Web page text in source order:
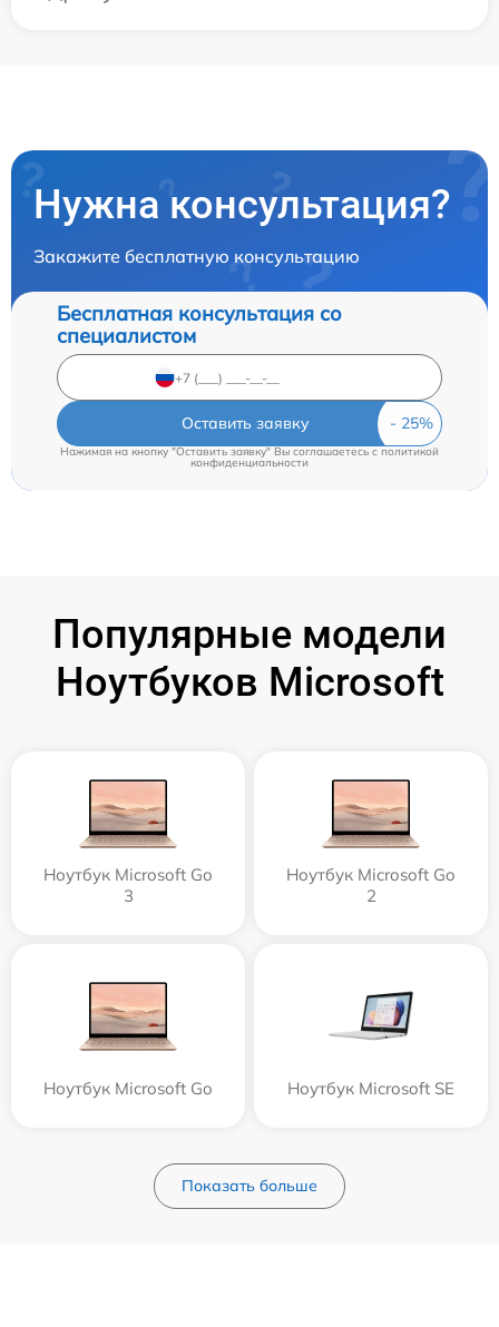
Нужна консультация?
Закажите бесплатную консультацию
Бесплатная консультация со
специалистом
Оставить заявку
Нажимая на кнопку "Оставить заявку" Вы соглашаетесь c политикой
конфиденциальности
Популярные модели
Ноутбуков Microsoft
Ноутбук Microsoft Go
3
Ноутбук Microsoft Go
2
Ноутбук Microsoft Go Ноутбук Microsoft SE
Показать больше